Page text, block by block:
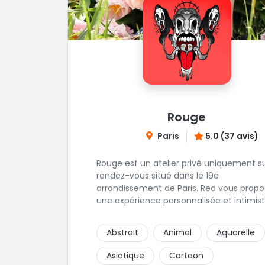
Rouge
Paris 5.0 (37 avis)
Rouge est un atelier privé uniquement
rendez-vous situé dans le 19e
arrondissement de Paris. Red vous propose
une expérience personnalisée et
?"C'est simple, cela permet de proposer
même qualité de service à tous les
tatoué(e)s. L'intérêt est de prendre son
temps, faire les bons choix, et toujours se
Abstrait Animal
Aquarelle
Asiatique
Cartoon